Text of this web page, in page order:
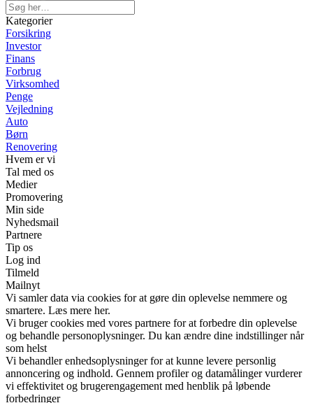
Kategorier
Forsikring
Investor
Finans
Forbrug
Virksomhed
Penge
Vejledning
Auto
Børn
Renovering
Hvem er vi
Tal med os
Medier
Promovering
Min side
Nyhedsmail
Partnere
Tip os
Log ind
Tilmeld
Mailnyt
Vi samler data via cookies for at gøre din oplevelse nemmere og
smartere. Læs mere her.
Vi bruger cookies med vores partnere for at forbedre din oplevelse
og behandle personoplysninger. Du kan ændre dine indstillinger når
som helst
Vi behandler enhedsoplysninger for at kunne levere personlig
annoncering og indhold. Gennem profiler og datamålinger vurderer
vi effektivitet og brugerengagement med henblik på løbende
forbedringer